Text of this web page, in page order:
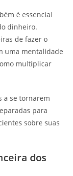
é essencial
dinheiro.
de fazer o
uma mentalidade
multiplicar
a se tornarem
para
sobre suas
dos